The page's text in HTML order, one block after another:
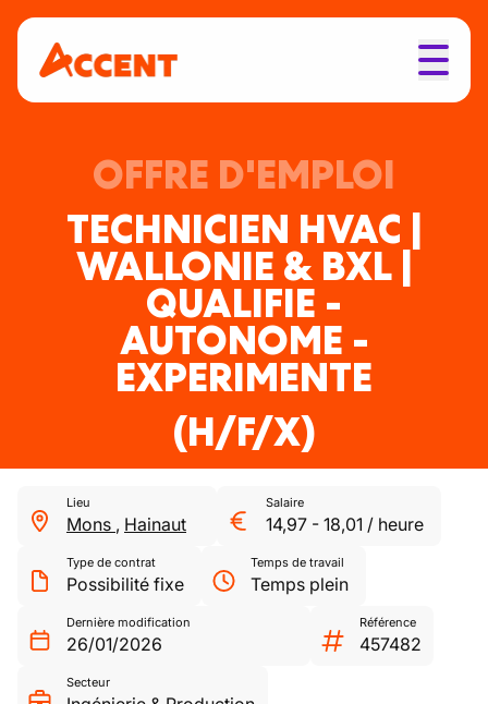
OFFRE D'EMPLOI
TECHNICIEN HVAC |
WALLONIE & BXL |
QUALIFIE -
AUTONOME -
EXPERIMENTE
(H/F/X)
Lieu
Mons , Hainaut
Salaire
14,97 - 18,01 / heure
Type de contrat
Possibilité fixe
Temps de travail
Temps plein
Dernière modification
26/01/2026
Référence
457482
Secteur